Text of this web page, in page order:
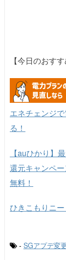
【今日のおすす
エネチェンジ
る！
【auひかり】
還元キャンペ
無料！
ひきこもりニ
- SGアプデ変